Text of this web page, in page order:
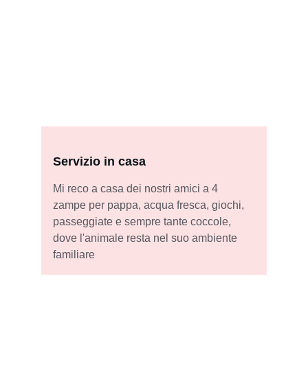
Servizio in casa
Mi reco a casa dei nostri amici a 4
zampe per pappa, acqua fresca, giochi,
passeggiate e sempre tante coccole,
dove l'animale resta nel suo ambiente
familiare